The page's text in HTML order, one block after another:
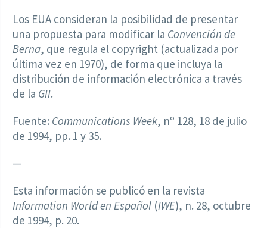
Los EUA consideran la posibilidad de presentar
una propuesta para modificar la Convención de
Berna, que regula el copyright (actualizada por
última vez en 1970), de forma que incluya la
distribución de información electrónica a través
de la GII.
Fuente: Communications Week, nº 128, 18 de julio
de 1994, pp. 1 y 35.
—
Esta información se publicó en la revista
Information World en Español (IWE), n. 28, octubre
de 1994, p. 20.